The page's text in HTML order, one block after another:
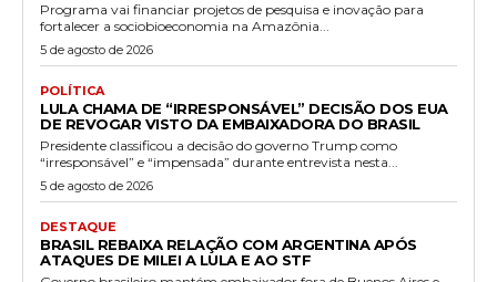
Programa vai financiar projetos de pesquisa e inovação para
fortalecer a sociobioeconomia na Amazônia...
5 de agosto de 2026
POLÍTICA
LULA CHAMA DE “IRRESPONSÁVEL” DECISÃO DOS EUA
DE REVOGAR VISTO DA EMBAIXADORA DO BRASIL
Presidente classificou a decisão do governo Trump como
“irresponsável” e “impensada” durante entrevista nesta...
5 de agosto de 2026
DESTAQUE
BRASIL REBAIXA RELAÇÃO COM ARGENTINA APÓS
ATAQUES DE MILEI A LULA E AO STF